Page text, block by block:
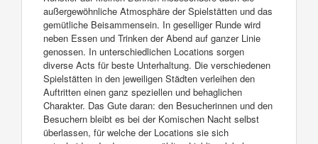
außergewöhnliche Atmosphäre der Spielstätten und das
gemütliche Beisammensein. In geselliger Runde wird
neben Essen und Trinken der Abend auf ganzer Linie
genossen. In unterschiedlichen Locations sorgen
diverse Acts für beste Unterhaltung. Die verschiedenen
Spielstätten in den jeweiligen Städten verleihen den
Auftritten einen ganz speziellen und behaglichen
Charakter. Das Gute daran: den Besucherinnen und den
Besuchern bleibt es bei der Komischen Nacht selbst
überlassen, für welche der Locations sie sich